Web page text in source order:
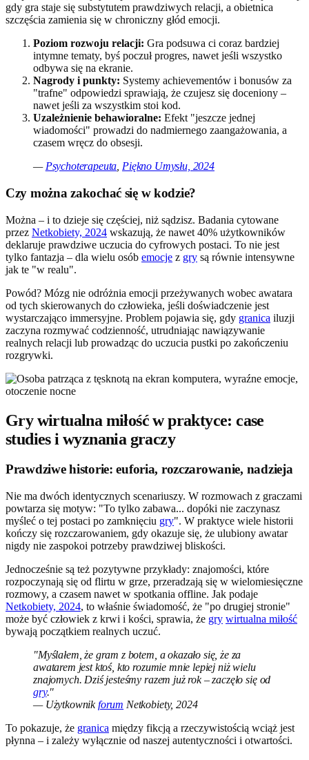
gdy gra staje się substytutem prawdziwych relacji, a obietnica
szczęścia zamienia się w chroniczny głód emocji.
Poziom rozwoju relacji: Gra podsuwa ci coraz bardziej
intymne tematy, byś poczuł progres, nawet jeśli wszystko
odbywa się na ekranie.
Nagrody i punkty: Systemy achievementów i bonusów za
"trafne" odpowiedzi sprawiają, że czujesz się doceniony –
nawet jeśli za wszystkim stoi kod.
Uzależnienie behawioralne: Efekt "jeszcze jednej
wiadomości" prowadzi do nadmiernego zaangażowania, a
czasem wręcz do obsesji.
— Psychoterapeuta Piękno Umysłu, 2024
Czy można zakochać się w kodzie?
Można – i to dzieje się częściej, niż sądzisz. Badania cytowane
przez Netkobiety, 2024 wskazują, że nawet 40% użytkowników
deklaruje prawdziwe uczucia do cyfrowych postaci. To nie jest
tylko fantazja – dla wielu osób emocje z gry są równie intensywne
jak te "w realu".
Powód? Mózg nie odróżnia emocji przeżywanych wobec awatara
od tych skierowanych do człowieka, jeśli doświadczenie jest
wystarczająco immersyjne. Problem pojawia się, gdy granica iluzji
zaczyna rozmywać codzienność, utrudniając nawiązywanie
realnych relacji lub prowadząc do uczucia pustki po zakończeniu
rozgrywki.
Gry wirtualna miłość w praktyce: case
studies i wyznania graczy
Prawdziwe historie: euforia, rozczarowanie, nadzieja
Nie ma dwóch identycznych scenariuszy. W rozmowach z graczami
powtarza się motyw: "To tylko zabawa... dopóki nie zaczynasz
myśleć o tej postaci po zamknięciu gry". W praktyce wiele historii
kończy się rozczarowaniem, gdy okazuje się, że ulubiony awatar
nigdy nie zaspokoi potrzeby prawdziwej bliskości.
Jednocześnie są też pozytywne przykłady: znajomości, które
rozpoczynają się od flirtu w grze, przeradzają się w wielomiesięczne
rozmowy, a czasem nawet w spotkania offline. Jak podaje
Netkobiety, 2024, to właśnie świadomość, że "po drugiej stronie"
może być człowiek z krwi i kości, sprawia, że gry wirtualna miłość
bywają początkiem realnych uczuć.
"Myślałem, że gram z botem, a okazało się, że za
awatarem jest ktoś, kto rozumie mnie lepiej niż wielu
znajomych. Dziś jesteśmy razem już rok – zaczęło się od
gry."
— Użytkownikforum Netkobiety, 2024
To pokazuje, że granica między fikcją a rzeczywistością wciąż jest
płynna – i zależy wyłącznie od naszej autentyczności i otwartości.